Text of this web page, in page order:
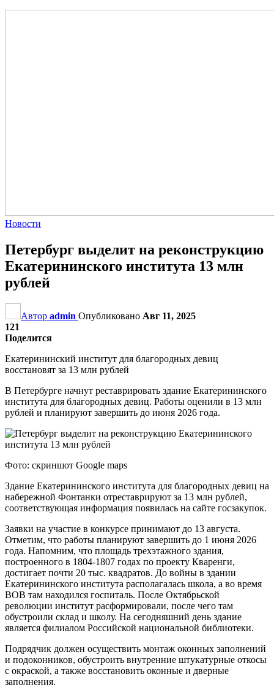
Новости
Петербург выделит на реконструкцию
Екатерининского института 13 млн
рублей
Автор admin Опубликовано Авг 11, 2025
121
Поделится
Екатерининский институт для благородных девиц
восстановят за 13 млн рублей
В Петербурге начнут реставрировать здание Екатерининского
института для благородных девиц. Работы оценили в 13 млн
рублей и планируют завершить до июня 2026 года.
Фото: скриншот Google maps
Здание Екатерининского института для благородных девиц на
набережной Фонтанки отреставрируют за 13 млн рублей,
соответствующая информация появилась на сайте госзакупок.
Заявки на участие в конкурсе принимают до 13 августа.
Отметим, что работы планируют завершить до 1 июня 2026
года. Напомним, что площадь трехэтажного здания,
построенного в 1804-1807 годах по проекту Кваренги,
достигает почти 20 тыс. квадратов. До войны в здании
Екатерининского института располагалась школа, а во время
ВОВ там находился госпиталь. После Октябрьской
революции институт расформировали, после чего там
обустроили склад и школу. На сегодняшний день здание
является филиалом Российской национальной библиотеки.
Подрядчик должен осуществить монтаж оконных заполнений
и подоконников, обустроить внутренние штукатурные откосы
с окраской, а также восстановить оконные и дверные
заполнения.